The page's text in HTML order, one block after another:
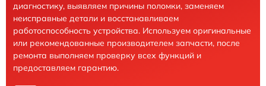
диагностику, выявляем причины поломки, заменяем
неисправные детали и восстанавливаем
работоспособность устройства. Используем оригинальные
или рекомендованные производителем запчасти, после
ремонта выполняем проверку всех функций и
предоставляем гарантию.